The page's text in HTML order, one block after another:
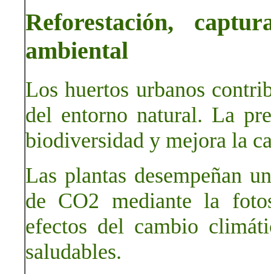
Reforestación,
ambiental
Los huertos urbanos
del entorno natural. La
biodiversidad y mejora la
Las plantas desempeñan
de CO2 mediante la
efectos del cambio
saludables.